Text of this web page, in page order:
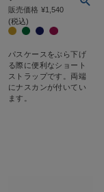
販売価格 ¥1,540
税込
パスケースをぶら下げ
る際に便利なショート
ストラップです。両端
にナスカンが付いてい
ます。